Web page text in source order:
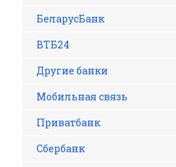
БеларусБанк
ВТБ24
Другие банки
Мобильная связь
Приватбанк
Сбербанк